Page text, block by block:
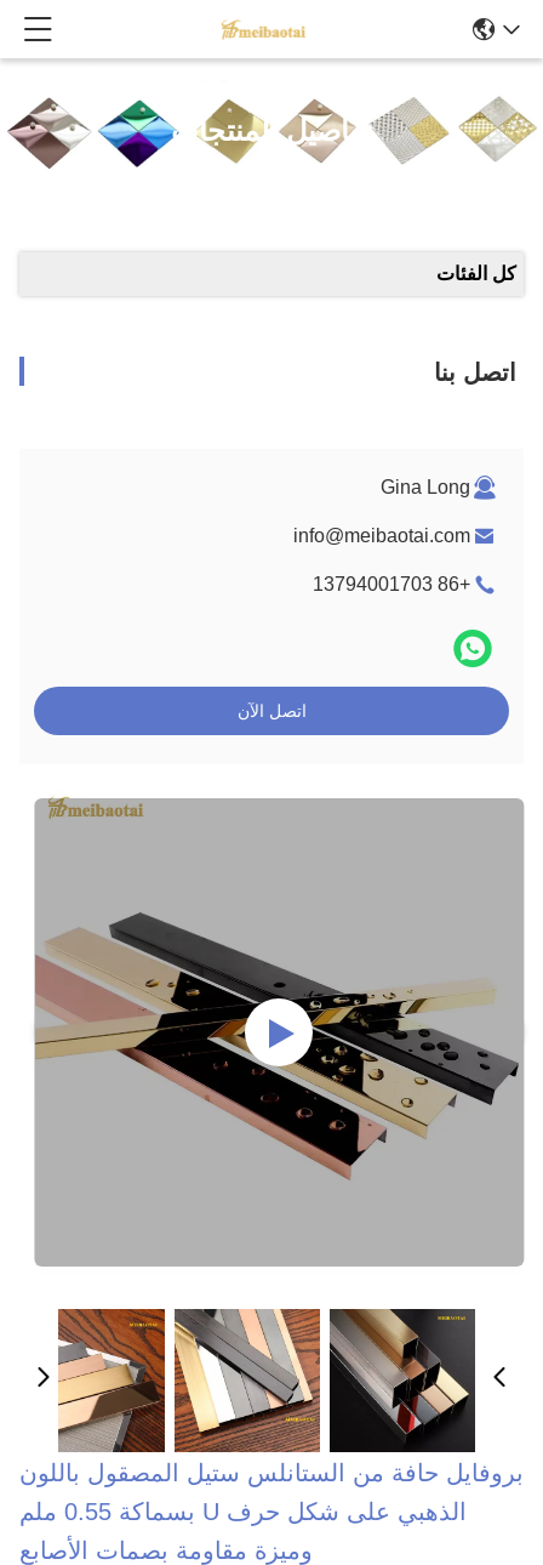
تفاصيل المنتجات
كل الفئات
اتصل بنا
Gina Long
info@meibaotai.com
+86 13794001703
اتصل الآن
بروفايل حافة من الستانلس ستيل المصقول باللون
الذهبي على شكل حرف U بسماكة 0.55 ملم
وميزة مقاومة بصمات الأصابع